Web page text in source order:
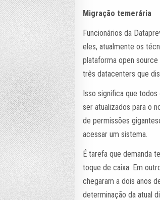
Migração temerária
Funcionários da
eles, atualmente os
plataforma open
três datacenters que
Isso significa que todos
ser atualizados para o
de permissões
acessar um sistema.
É tarefa que demanda
toque de caixa. Em
chegaram a dois anos
determinação da atual